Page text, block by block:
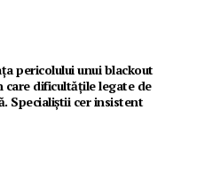
pericolului unui blackout
care dificultățile legate de
Specialiștii cer insistent